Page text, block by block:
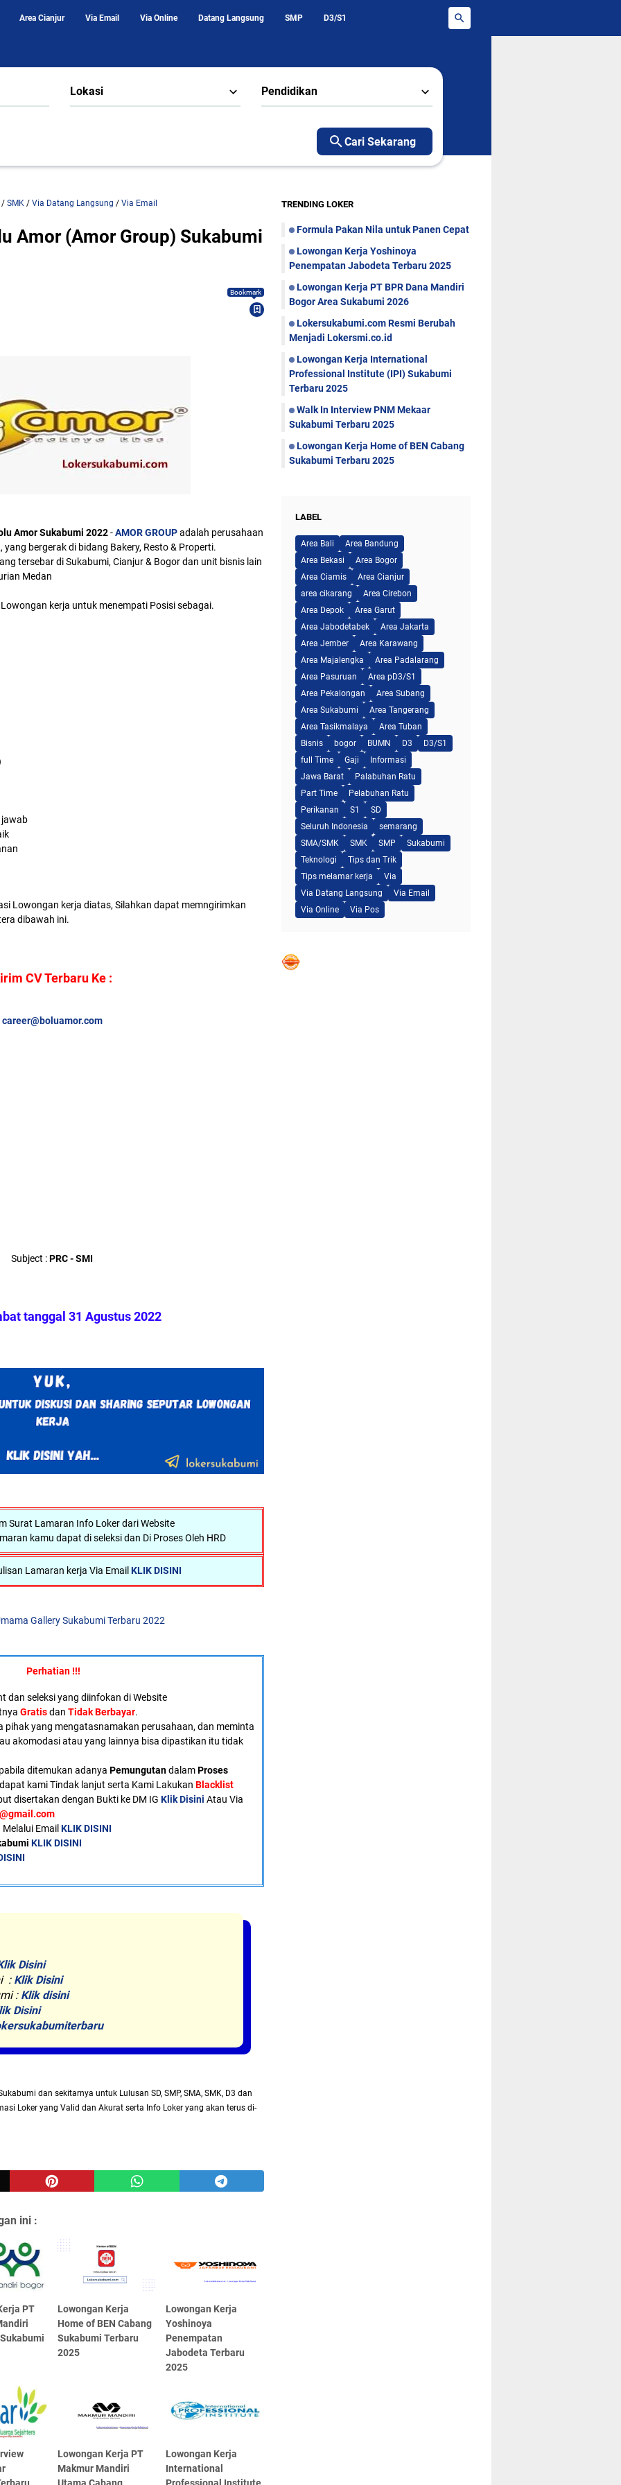
Area Cianjur Via Email Via Online Datang Langsung SMP D3/S1
Lokasi Pendidikan
Cari Sekarang
/ SMK / Via Datang Langsung / Via Email
Amor (Amor Group) Sukabumi
Bookmark
Amor Sukabumi 2022-AMOR GROUPadalah perusahaan
bergerak di bidang Bakery, Resto & Properti.
tersebar di Sukabumi, Cianjur & Bogor dan unit bisnis lain
Medan
kerja untuk menempati Posisi sebagai.
jawab
Lowongan kerja diatas, Silahkan dapat memngirimkan
dibawah ini.
CV Terbaru Ke :
career@boluamor.com
Subject :PRC - SMI
tanggal 31 Agustus 2022
Surat Lamaran Info Loker dari Website
kamu dapat di seleksi dan Di Proses Oleh HRD
Lamaran kerja Via EmailKLIK DISINI
Gallery Sukabumi Terbaru 2022
Perhatian !!!
dan seleksi yang diinfokan di Website
Gratisdan Tidak Berbayar.
pihak yang mengatasnamakan perusahaan, dan meminta
akomodasi atau yang lainnya bisa dipastikan itu tidak
ditemukan adanya PemungutandalamProses
kami Tindak lanjut serta Kami Lakukan Blacklist
disertakan dengan Bukti ke DM IG Klik Disini Atau Via
Email KLIK DISINI
KLIK DISINI
Disini
: Klik Disini
: Klik disini
Disini
dan sekitarnya untuk Lulusan SD, SMP, SMA, SMK, D3 dan
Loker yang Valid dan Akurat serta Info Loker yang akan terus di-
ini :
PT
Lowongan Kerja
Home of BEN Cabang
Sukabumi Terbaru
2025
Lowongan Kerja
Yoshinoya
Penempatan
Jabodeta Terbaru
2025
Lowongan Kerja PT
Makmur Mandiri
Lowongan Kerja
International
TRENDING LOKER
Formula Pakan Nila untuk Panen Cepat
Lowongan Kerja Yoshinoya
Penempatan Jabodeta Terbaru 2025
Lowongan Kerja PT BPR Dana Mandiri
Bogor Area Sukabumi 2026
Lokersukabumi.com Resmi Berubah
Menjadi Lokersmi.co.id
Lowongan Kerja International
Professional Institute (IPI) Sukabumi
Terbaru 2025
Walk In Interview PNM Mekaar
Sukabumi Terbaru 2025
Lowongan Kerja Home of BEN Cabang
Sukabumi Terbaru 2025
LABEL
Area Bali
Area Bandung
Area Bekasi
Area Bogor
Area Ciamis
Area Cianjur
area cikarang
Area Cirebon
Area Depok
Area Garut
Area Jabodetabek
Area Jakarta
Area Jember
Area Karawang
Area Majalengka
Area Padalarang
Area Pasuruan
Area pD3/S1
Area Pekalongan
Area Subang
Area Sukabumi
Area Tangerang
Area Tasikmalaya
Area Tuban
Bisnis
bogor BUMN D3
D3/S1
full Time
Gaji
Informasi
Jawa Barat
Palabuhan Ratu
Part Time
Pelabuhan Ratu
Perikanan
S1
SD
Seluruh Indonesia
semarang
SMA/SMK
SMK SMP
Sukabumi
Teknologi
Tips dan Trik
Tips melamar kerja
Via
Via Datang Langsung
Via Email
Via Online
Via Pos